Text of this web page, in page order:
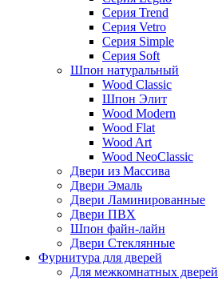
Серия Trend
Серия Vetro
Серия Simple
Серия Soft
Шпон натуральный
Wood Classic
Шпон Элит
Wood Modern
Wood Flat
Wood Art
Wood NeoClassic
Двери из Массива
Двери Эмаль
Двери Ламинированные
Двери ПВХ
Шпон файн-лайн
Двери Стеклянные
Фурнитура для дверей
Для межкомнатных дверей